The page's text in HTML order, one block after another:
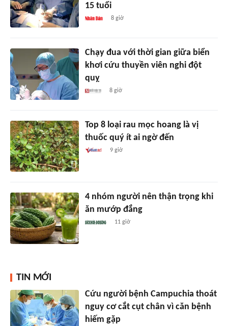
15 tuổi
8 giờ
Chạy đua với thời gian giữa biển
khơi cứu thuyền viên nghi đột
quỵ
8 giờ
Top 8 loại rau mọc hoang là vị
thuốc quý ít ai ngờ đến
9 giờ
4 nhóm người nên thận trọng khi
ăn mướp đắng
11 giờ
TIN MỚI
Cứu người bệnh Campuchia thoát
nguy cơ cắt cụt chân vì căn bệnh
hiếm gặp